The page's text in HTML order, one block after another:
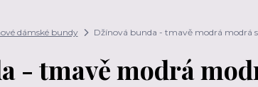
dámské bundy Džínová bunda - tmavě modrá modrá
- tmavě modrá